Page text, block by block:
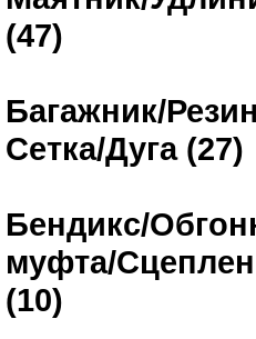
(47)
Багажник/
Сетка/Дуга (27)
Бендикс/
муфта/
(10)